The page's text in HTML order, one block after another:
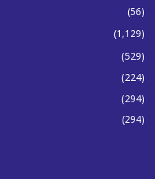
(56)
(1,129)
(529)
(224)
(294)
(294)